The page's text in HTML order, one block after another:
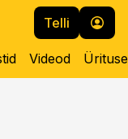
Telli
Videod